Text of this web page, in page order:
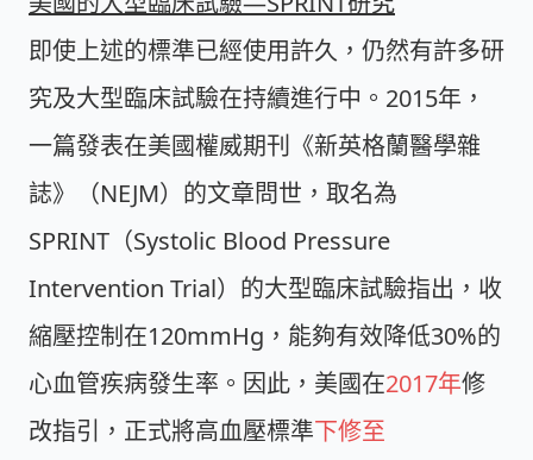
即使上述的標準已經使用許久，仍然有許多研
究及大型臨床試驗在持續進行中。2015年，
一篇發表在美國權威期刊《新英格蘭醫學雜
誌》（NEJM）的文章問世，取名為
SPRINT（Systolic Blood Pressure
Intervention Trial）的大型臨床試驗指出，收
縮壓控制在120mmHg，能夠有效降低30%的
心血管疾病發生率。因此，美國在2017年修
改指引，正式將高血壓標準下修至